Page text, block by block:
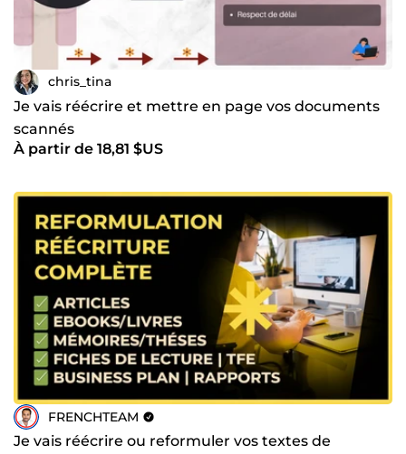
chris_tina
Je vais réécrire et mettre en page vos documents
scannés
À partir de 18,81 $US
FRENCHTEAM
Je vais réécrire ou reformuler vos textes de